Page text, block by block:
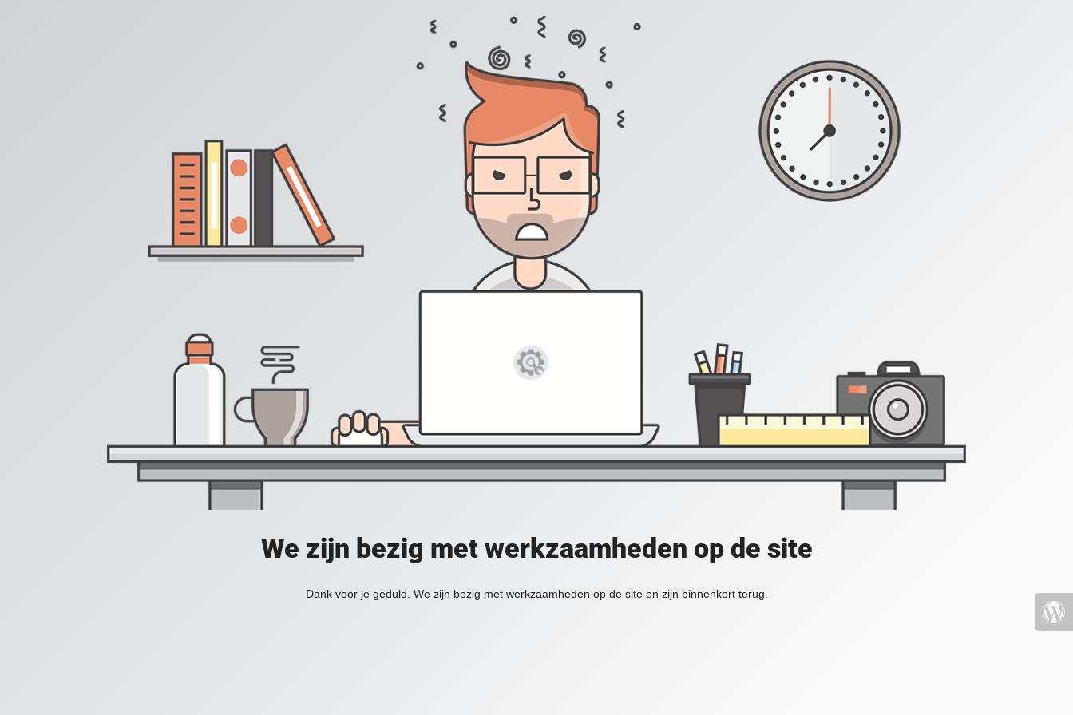
We zijn bezig met werkzaamheden op de site
Dank voor je geduld. We zijn bezig met werkzaamheden op de site en zijn binnenkort terug.